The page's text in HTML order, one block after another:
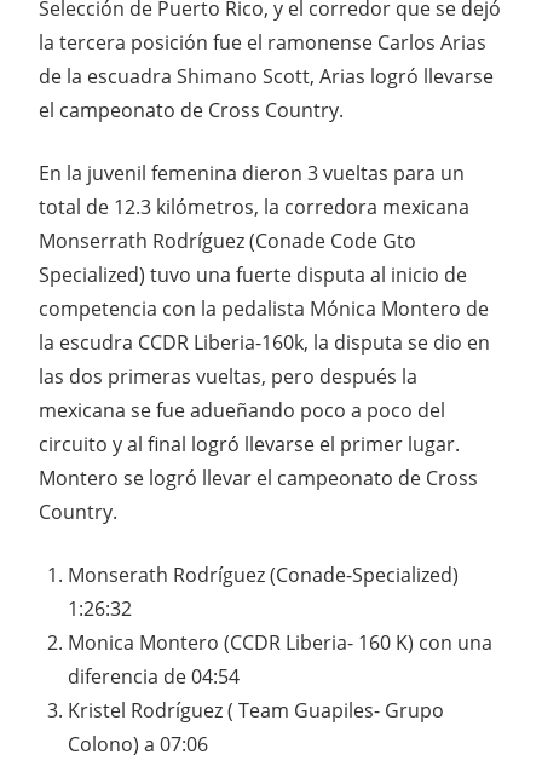
Selección de Puerto Rico, y el corredor que se dejó
la tercera posición fue el ramonense Carlos Arias
de la escuadra Shimano Scott, Arias logró llevarse
el campeonato de Cross Country.
En la juvenil femenina dieron 3 vueltas para un
total de 12.3 kilómetros, la corredora mexicana
Monserrath Rodríguez (Conade Code Gto
Specialized) tuvo una fuerte disputa al inicio de
competencia con la pedalista Mónica Montero de
la escudra CCDR Liberia-160k, la disputa se dio en
las dos primeras vueltas, pero después la
mexicana se fue adueñando poco a poco del
circuito y al final logró llevarse el primer lugar.
Montero se logró llevar el campeonato de Cross
Country.
Monserath Rodríguez (Conade-Specialized)
1:26:32
Monica Montero (CCDR Liberia- 160 K) con una
diferencia de 04:54
Kristel Rodríguez ( Team Guapiles- Grupo
Colono) a 07:06